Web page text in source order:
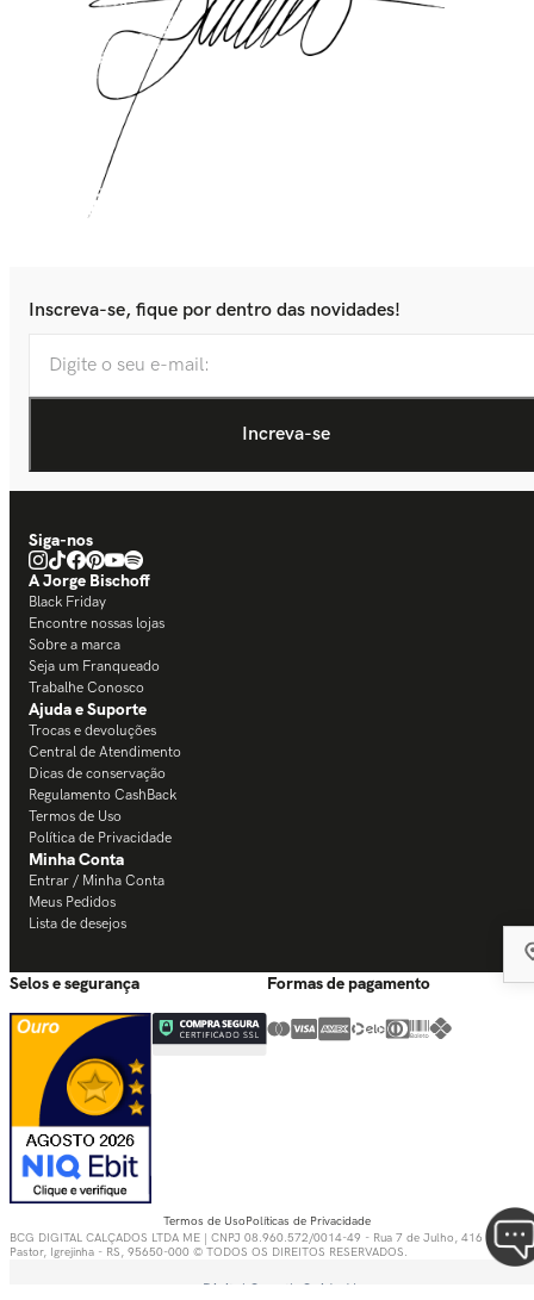
Inscreva-se, fique por dentro das novidades!
Siga-nos
A Jorge Bischoff
Black Friday
Encontre nossas lojas
Sobre a marca
Seja um Franqueado
Trabalhe Conosco
Ajuda e Suporte
Trocas e devoluções
Central de Atendimento
Dicas de conservação
Regulamento CashBack
Termos de Uso
Política de Privacidade
Minha Conta
Entrar / Minha Conta
Meus Pedidos
Lista de desejos
Selos e segurança Formas de pagamento
Termos de UsoPolíticas de Privacidade
BCG DIGITAL CALÇADOS LTDA ME | CNPJ 08.960.572/0014-49 - Rua 7 de Julho, 416 - Bom
Pastor, Igrejinha - RS, 95650-000 © TODOS OS DIREITOS RESERVADOS.
Digital Growth Guided by